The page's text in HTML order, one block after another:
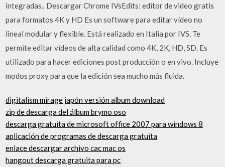
integradas.. Descargar Chrome IVsEdits: editor de video gratis
para formatos 4K y HD Es un software para editar vídeo no
lineal modular y flexible. Está realizado en Italia por IVS. Te
permite editar vídeos de alta calidad como 4K, 2K, HD, SD. Es
utilizado para hacer ediciones post producción o en vivo. Incluye
modos proxy para que la edición sea mucho más fluida.
digitalism mirage japón versión album download
zip de descarga del álbum brymo oso
descarga gratuita de microsoft office 2007 para windows 8
aplicación de programas de descarga gratuita
enlace descargar archivo cac mac os
hangout descarga gratuita para pc